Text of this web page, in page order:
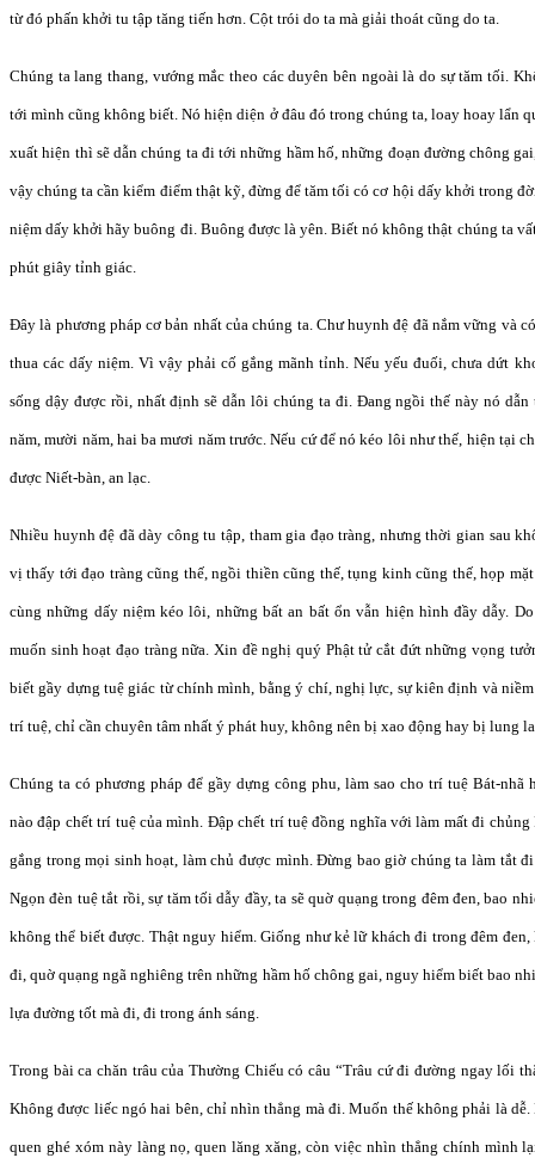
từ đó phấn khởi tu tập tăng tiến hơn. Cột trói do ta mà giải thoát cũng do ta.
Chúng ta lang thang, vướng mắc theo các duyên bên ngoài là do sự tăm tối.
tới mình cũng không biết. Nó hiện diện ở đâu đó trong chúng ta, loay hoay lẩn
xuất hiện thì sẽ dẫn chúng ta đi tới những hầm hố, những đoạn đường chông
vậy chúng ta cần kiểm điểm thật kỹ, đừng để tăm tối có cơ hội dấy khởi trong
niệm dấy khởi hãy buông đi. Buông được là yên. Biết nó không thật chúng ta
phút giây tỉnh giác.
Đây là phương pháp cơ bản nhất của chúng ta. Chư huynh đệ đã nắm vững và
thua các dấy niệm. Vì vậy phải cố gắng mãnh tỉnh. Nếu yếu đuối, chưa dứt
sống dậy được rồi, nhất định sẽ dẫn lôi chúng ta đi. Đang ngồi thế này nó
năm, mười năm, hai ba mươi năm trước. Nếu cứ để nó kéo lôi như thế, hiện tại
được Niết-bàn, an lạc.
Nhiều huynh đệ đã dày công tu tập, tham gia đạo tràng, nhưng thời gian sau
vị thấy tới đạo tràng cũng thế, ngồi thiền cũng thế, tụng kinh cũng thế, họp
cùng những dấy niệm kéo lôi, những bất an bất ổn vẫn hiện hình đầy dẫy.
muốn sinh hoạt đạo tràng nữa. Xin đề nghị quý Phật tử cắt đứt những vọng
biết gầy dựng tuệ giác từ chính mình, bằng ý chí, nghị lực, sự kiên định và
trí tuệ, chỉ cần chuyên tâm nhất ý phát huy, không nên bị xao động hay bị lung
Chúng ta có phương pháp để gầy dựng công phu, làm sao cho trí tuệ Bát-
nào đập chết trí tuệ của mình. Đập chết trí tuệ đồng nghĩa với làm mất đi chủng
gắng trong mọi sinh hoạt, làm chủ được mình. Đừng bao giờ chúng ta làm tắt
Ngọn đèn tuệ tắt rồi, sự tăm tối dẫy đầy, ta sẽ quờ quạng trong đêm đen, bao
không thể biết được. Thật nguy hiểm. Giống như kẻ lữ khách đi trong đêm
đi, quờ quạng ngã nghiêng trên những hầm hố chông gai, nguy hiểm biết bao
lựa đường tốt mà đi, đi trong ánh sáng.
Trong bài ca chăn trâu của Thường Chiếu có câu “Trâu cứ đi đường ngay lối
Không được liếc ngó hai bên, chỉ nhìn thẳng mà đi. Muốn thế không phải là
quen ghé xóm này làng nọ, quen lăng xăng, còn việc nhìn thẳng chính mình